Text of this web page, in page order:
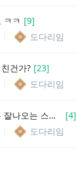
ㅋㅋ [9]
도다리임
건가? [23]
도다리임
비처럼 내리는 딜뽕 잘나오는 스킬 있나 [4]
도다리임